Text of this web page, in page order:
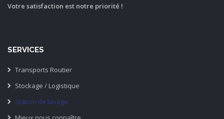
Votre satisfaction est notre priorité !
SERVICES
Transports Routier
Stockage / Logistique
Station de lavage